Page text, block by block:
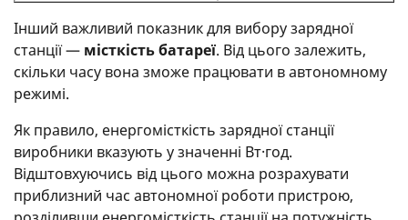
Інший важливий показник для вибору зарядної
станції — місткість батареї. Від цього залежить,
скільки часу вона зможе працювати в автономному
режимі.
Як правило, енергомісткість зарядної станції
виробники вказують у значенні Вт·год.
Відштовхуючись від цього можна розрахувати
приблизний час автономної роботи пристрою,